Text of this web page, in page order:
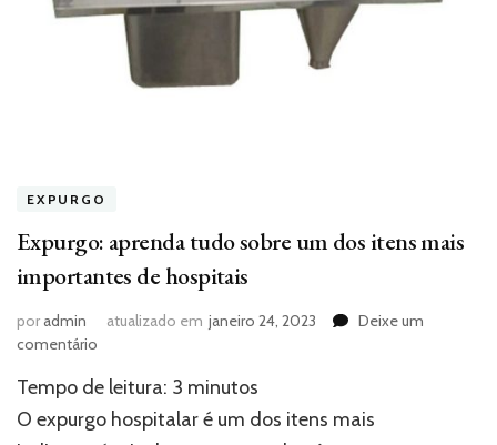
EXPURGO
Expurgo: aprenda tudo sobre um dos itens mais
importantes de hospitais
poradmin atualizado em janeiro 24, 2023
Deixe um
comentário
aprenda
tudo
Tempo de leitura: 3 minutos
O expurgo hospitalar é um dos itens mais